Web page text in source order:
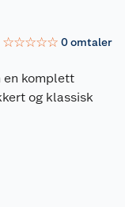
☆☆☆☆☆ 0omtaler
en komplett
og klassisk